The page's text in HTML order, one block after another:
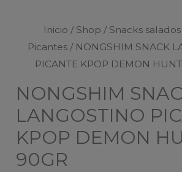
Inicio / Shop / Snacks salados
Picantes/ NONGSHIM SNACK
PICANTE KPOP DEMON
NONGSHIM
LANGOSTINO
KPOP DEMON
90GR